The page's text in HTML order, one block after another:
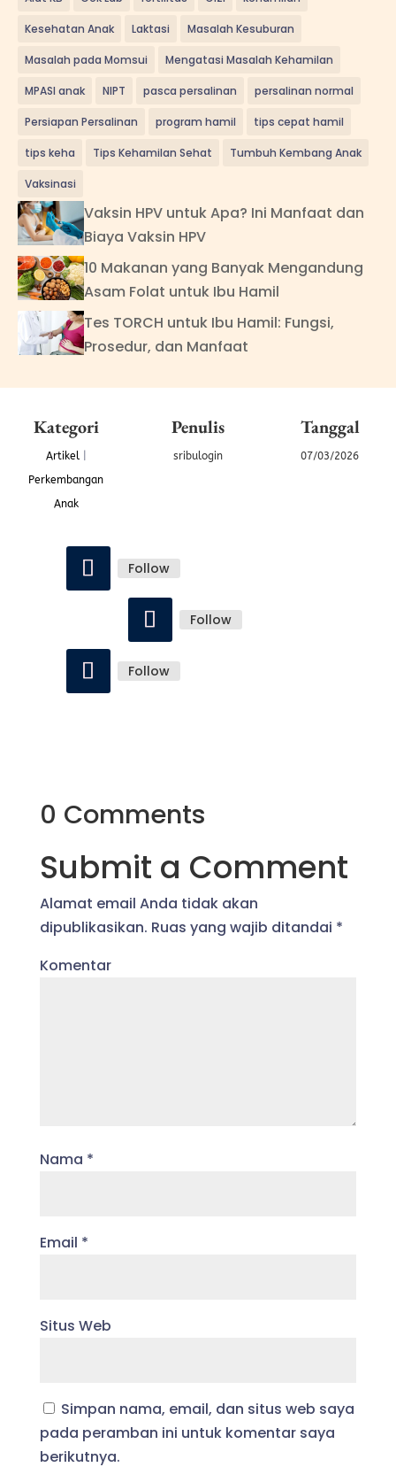
Kesehatan Anak Laktasi Masalah Kesuburan
Masalah pada Momsui Mengatasi Masalah Kehamilan
MPASI anak NIPT pasca persalinan persalinan normal
Persiapan Persalinan program hamil tips cepat hamil
tips keha Tips Kehamilan Sehat Tumbuh Kembang Anak
Vaksinasi
Vaksin HPV untuk Apa? Ini Manfaat dan
Biaya Vaksin HPV
10 Makanan yang Banyak Mengandung
Asam Folat untuk Ibu Hamil
Tes TORCH untuk Ibu Hamil: Fungsi,
Prosedur, dan Manfaat
Kategori
Artikel|
Perkembangan
Anak
Penulis
sribulogin
Tanggal
07/03/2026
Follow
Follow
Follow
0 Comments
Submit a Comment
Alamat email Anda tidak akan
dipublikasikan. Ruas yang wajib ditandai *
Komentar
Nama *
Email *
Situs Web
Simpan nama, email, dan situs web saya
pada peramban ini untuk komentar saya
berikutnya.